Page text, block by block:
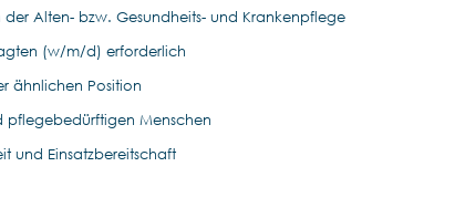
Alten- bzw. Gesundheits- und Krankenpflege
(w/m/d) erforderlich
ähnlichen Position
pflegebedürftigen Menschen
und Einsatzbereitschaft